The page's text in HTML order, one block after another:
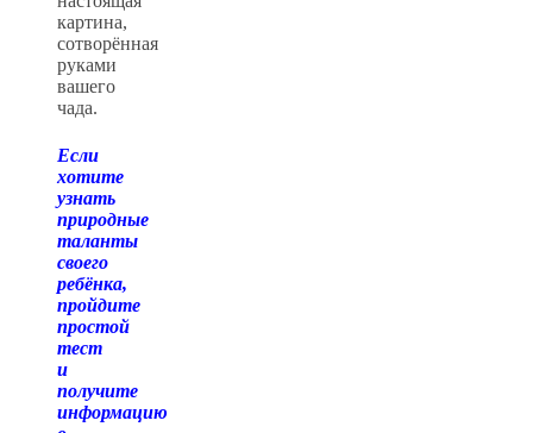
картина,
сотворённая
руками
вашего
чада.
Если
хотите
узнать
природные
таланты
своего
ребёнка,
пройдите
простой
тест
и
получите
информацию